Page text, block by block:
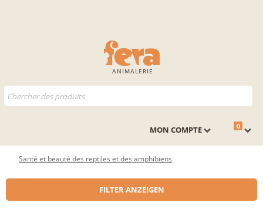
ANIMALERIE
0
MON COMPTE
Santé et beauté des reptiles et des amphibiens
FILTER ANZEIGEN